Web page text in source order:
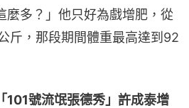
麼多？」他只好為戲增肥，從
斤，那段期間體重最高達到92
101號流氓張德秀」許成泰增